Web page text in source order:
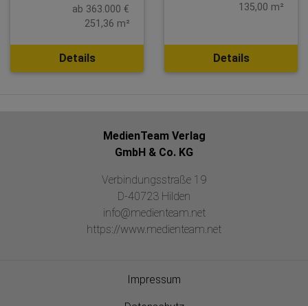
ab 363.000 €
251,36 m²
Details
135,00 m²
Details
MedienTeam Verlag
GmbH & Co. KG
Verbindungsstraße 19
D-40723 Hilden
info@medienteam.net
https://www.medienteam.net
Impressum